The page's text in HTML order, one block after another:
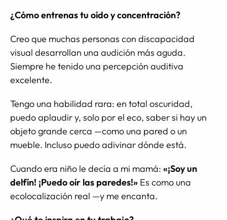
¿Cómo entrenas tu oído y concentración?
Creo que muchas personas con discapacidad
visual desarrollan una audición más aguda.
Siempre he tenido una percepción auditiva
excelente.
Tengo una habilidad rara: en total oscuridad,
puedo aplaudir y, solo por el eco, saber si hay un
objeto grande cerca —como una pared o un
mueble. Incluso puedo adivinar dónde está.
Cuando era niño le decía a mi mamá: «¡Soy un
delfín! ¡Puedo oír las paredes!» Es como una
ecolocalización real —y me encanta.